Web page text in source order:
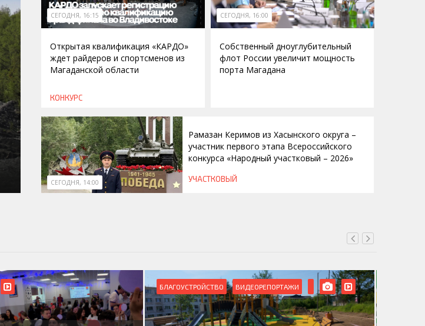
СЕГОДНЯ, 16:15
Открытая квалификация «КАРДО»
ждет райдеров и спортсменов из
Магаданской области
КОНКУРС
СЕГОДНЯ, 16:00
Собственный дноуглубительный
флот России увеличит мощность
порта Магадана
СЕГОДНЯ, 14:00
Рамазан Керимов из Хасынского округа –
участник первого этапа Всероссийского
конкурса «Народный участковый – 2026»
УЧАСТКОВЫЙ
ВИДЕОРЕПОРТАЖИ ВИДЕОРЕПОРТАЖИ ДЕНЬ МИКРОРАЙОНОВ